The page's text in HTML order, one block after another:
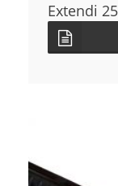
Extendi